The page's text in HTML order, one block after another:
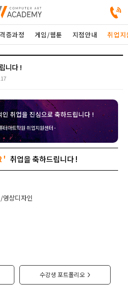
증과정 게임/웹툰 지점안내 취업
취업을 진심으로 축하드립니다 !
터아트학원 취업지원센터 -
'
상디자인
수강생 포트폴리오 >